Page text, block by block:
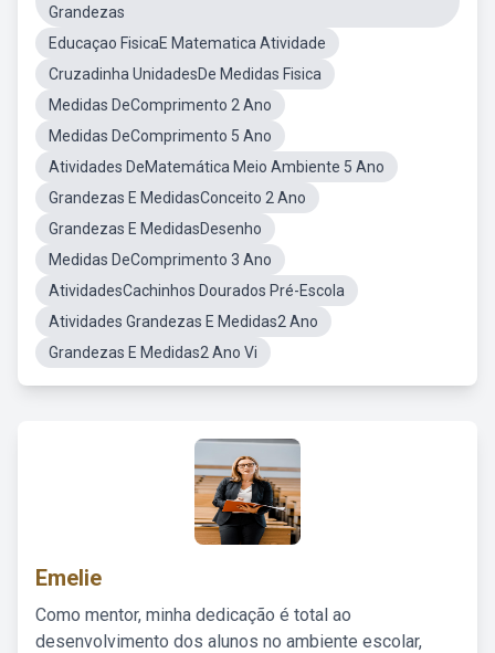
Grandezas
Educaçao FisicaE Matematica Atividade
Cruzadinha UnidadesDe Medidas Fisica
Medidas DeComprimento 2 Ano
Medidas DeComprimento 5 Ano
Atividades DeMatemática Meio Ambiente 5 Ano
Grandezas E MedidasConceito 2 Ano
Grandezas E MedidasDesenho
Medidas DeComprimento 3 Ano
AtividadesCachinhos Dourados Pré-Escola
Atividades Grandezas E Medidas2 Ano
Grandezas E Medidas2 Ano Vi
Emelie
Como mentor, minha dedicação é total ao
desenvolvimento dos alunos no ambiente escolar,